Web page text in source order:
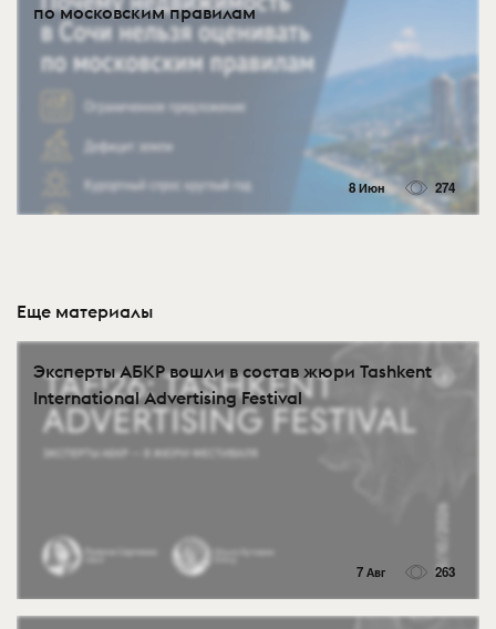
по московским правилам
8 Июн 274
Еще материалы
Эксперты АБКР вошли в состав жюри Tashkent
International Advertising Festival
7 Авг 263